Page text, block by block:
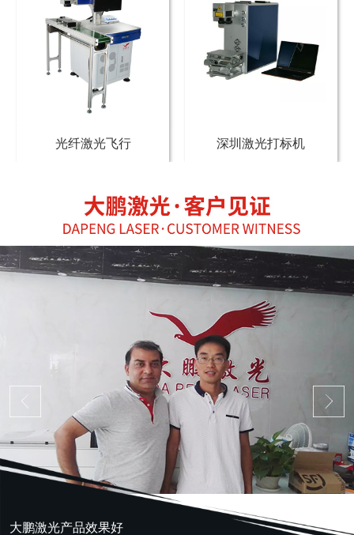
光纤激光飞行 深圳激光打标机
大鹏激光产品效果好